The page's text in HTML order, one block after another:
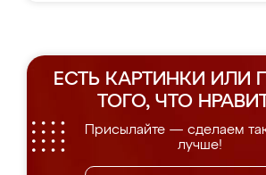
ЕСТЬ КАРТИНКИ ИЛИ
ТОГО, ЧТО
Присылайте — сделаем
лучше!